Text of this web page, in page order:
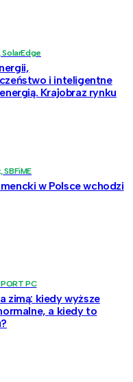
i inteligentne
Krajobraz rynku
SBFiME
w Polsce wchodzi
PORT PC
zimą: kiedy wyższe
a kiedy to